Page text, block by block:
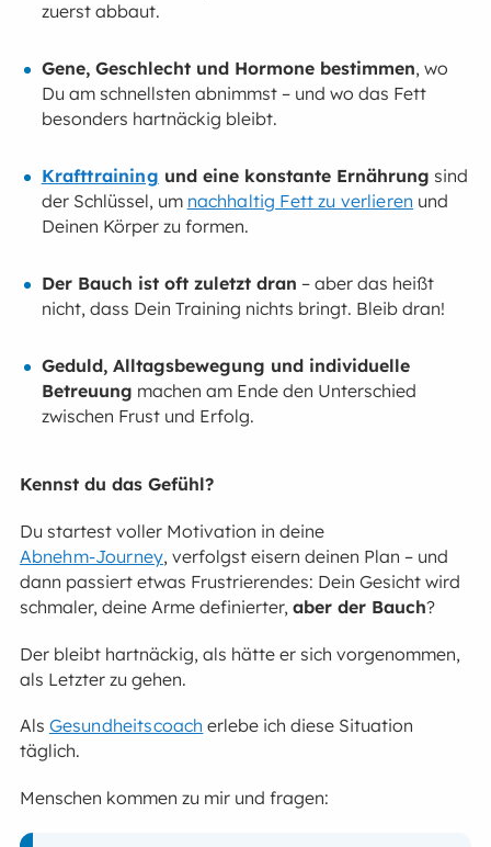
zuerst abbaut.
Gene, Geschlecht und Hormone bestimmen, wo
Du am schnellsten abnimmst – und wo das Fett
besonders hartnäckig bleibt.
Krafttraining und eine konstante Ernährung sind
der Schlüssel, um nachhaltig Fett zu verlieren und
Deinen Körper zu formen.
Der Bauch ist oft zuletzt dran – aber das heißt
nicht, dass Dein Training nichts bringt. Bleib dran!
Geduld, Alltagsbewegung und individuelle
Betreuung machen am Ende den Unterschied
zwischen Frust und Erfolg.
Kennst du das Gefühl?
Du startest voller Motivation in deine
Abnehm-Journey, verfolgst eisern deinen Plan – und
dann passiert etwas Frustrierendes: Dein Gesicht wird
schmaler, deine Arme definierter, aber der Bauch?
Der bleibt hartnäckig, als hätte er sich vorgenommen,
als Letzter zu gehen.
Als Gesundheitscoach erlebe ich diese Situation
täglich.
Menschen kommen zu mir und fragen: